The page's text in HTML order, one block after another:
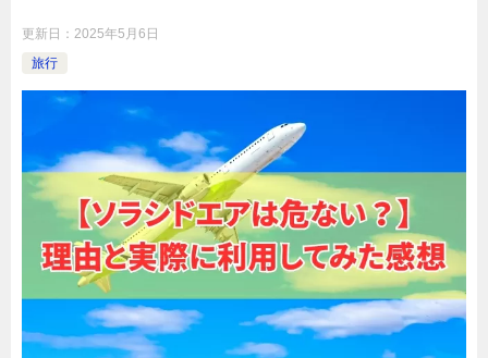
更新日： 2025年5月6日
旅行